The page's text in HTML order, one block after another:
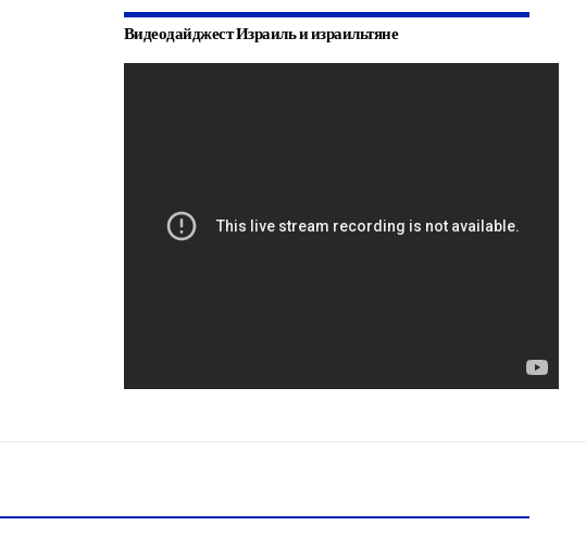
Видеодайджест Израиль и израильтяне